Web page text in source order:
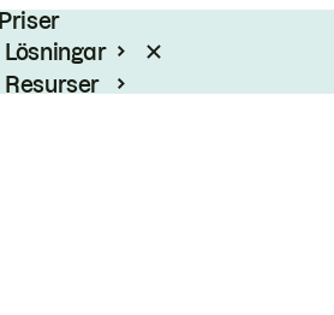
Priser
Lösningar
Resurser